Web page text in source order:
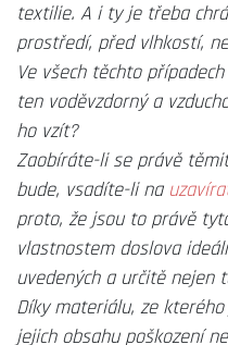
textilie. A i ty je třeba
prostředí, před vlhkostí,
Ve všech těchto
ten voděvzdorný a
ho vzít?
Zaobíráte-li se právě
bude, vsadíte-li na
proto, že jsou to právě
vlastnostem doslova
uvedených a určitě nejen
Díky materiálu, ze
jejich obsahu poškození